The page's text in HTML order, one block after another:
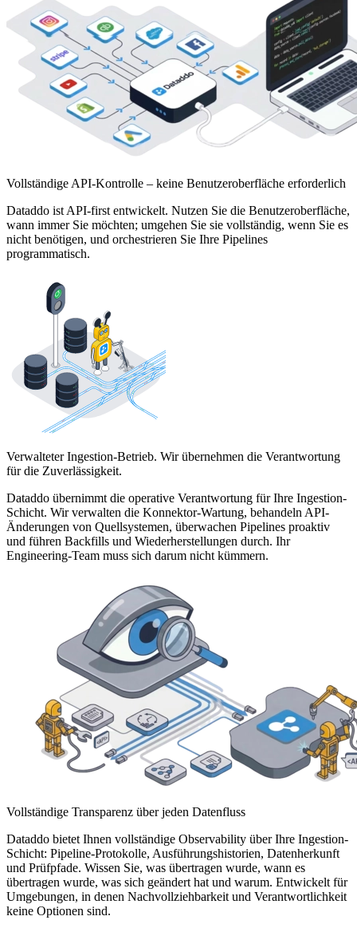
Vollständige API-Kontrolle – keine Benutzeroberfläche erforderlich
Dataddo ist API-first entwickelt. Nutzen Sie die Benutzeroberfläche,
wann immer Sie möchten; umgehen Sie sie vollständig, wenn Sie es
nicht benötigen, und orchestrieren Sie Ihre Pipelines
programmatisch.
Verwalteter Ingestion-Betrieb. Wir übernehmen die Verantwortung
für die Zuverlässigkeit.
Dataddo übernimmt die operative Verantwortung für Ihre Ingestion-
Schicht. Wir verwalten die Konnektor-Wartung, behandeln API-
Änderungen von Quellsystemen, überwachen Pipelines proaktiv
und führen Backfills und Wiederherstellungen durch. Ihr
Engineering-Team muss sich darum nicht kümmern.
Vollständige Transparenz über jeden Datenfluss
Dataddo bietet Ihnen vollständige Observability über Ihre Ingestion-
Schicht: Pipeline-Protokolle, Ausführungshistorien, Datenherkunft
und Prüfpfade. Wissen Sie, was übertragen wurde, wann es
übertragen wurde, was sich geändert hat und warum. Entwickelt für
Umgebungen, in denen Nachvollziehbarkeit und Verantwortlichkeit
keine Optionen sind.